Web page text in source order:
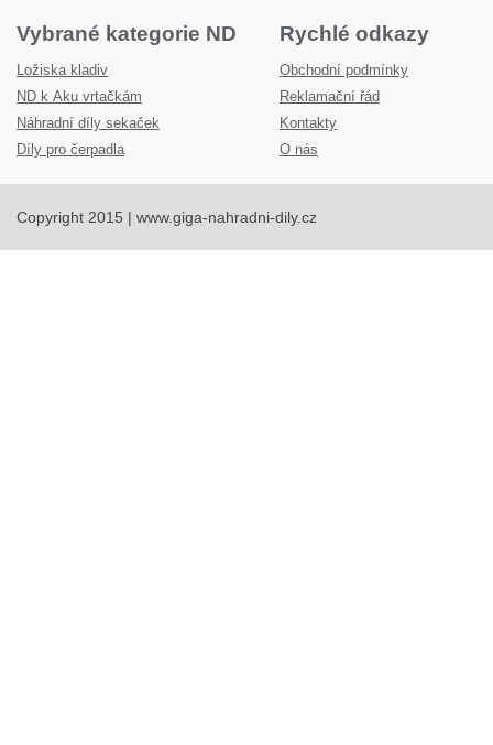
Vybrané kategorie ND
Ložiska kladiv
ND k Aku vrtačkám
Náhradní díly sekaček
Díly pro čerpadla
Rychlé odkazy
Obchodní podmínky
Reklamační řád
Kontakty
O nás
Copyright 2015 | www.giga-nahradni-dily.cz